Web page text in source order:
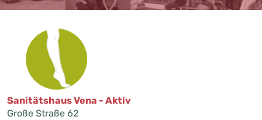
Sanitätshaus Vena - Aktiv
Große Straße 62